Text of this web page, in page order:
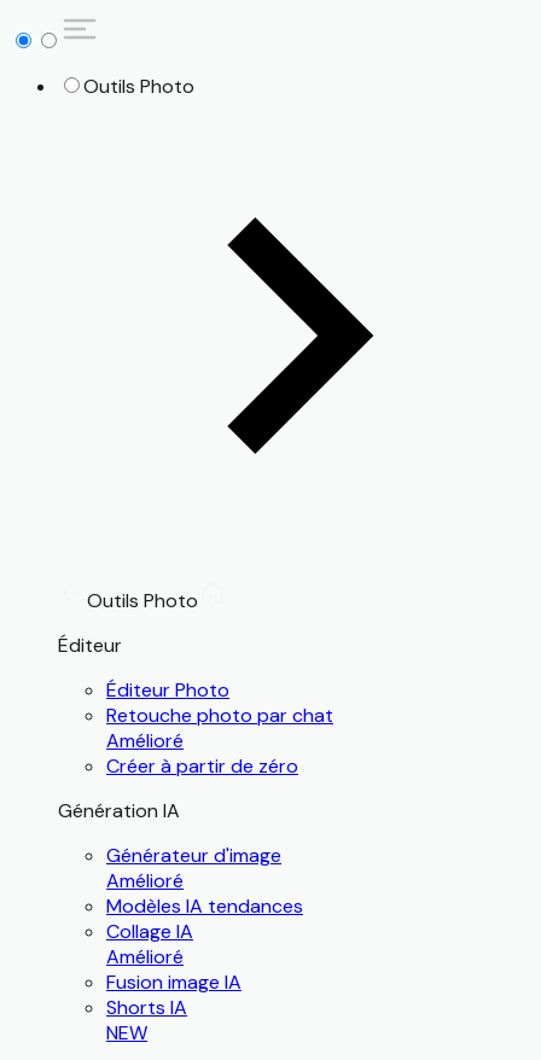
Outils Photo
Outils Photo
Éditeur
Éditeur Photo
Retouche photo par chat
Amélioré
Créer à partir de zéro
Génération IA
Générateur d'image
Amélioré
Modèles IA tendances
Collage IA
Amélioré
Fusion image IA
Shorts IA
NEW